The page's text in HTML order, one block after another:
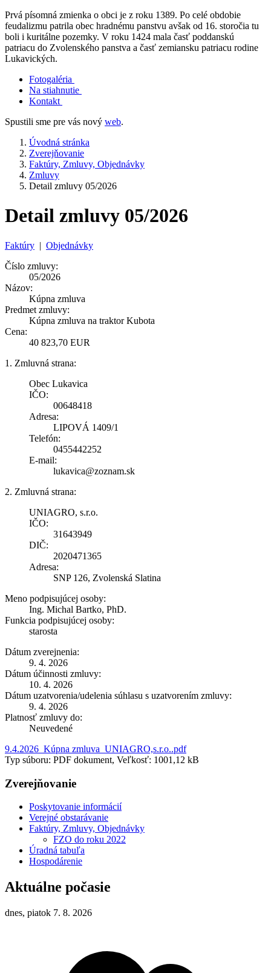
Prvá písomná zmienka o obci je z roku 1389. Po celé obdobie
feudalizmu patrila obec hradnému panstvu avšak od 16. storočia tu
boli i kuritálne pozemky. V roku 1424 mala časť poddanskú
patriacu do Zvolenského panstva a časť zemiansku patriacu rodine
Lukavických.
Fotogaléria
Na stiahnutie
Kontakt
Spustili sme pre vás nový web.
Úvodná stránka
Zverejňovanie
Faktúry, Zmluvy, Objednávky
Zmluvy
Detail zmluvy 05/2026
Detail zmluvy 05/2026
Faktúry | Objednávky
Číslo zmluvy:
05/2026
Názov:
Kúpna zmluva
Predmet zmluvy:
Kúpna zmluva na traktor Kubota
Cena:
40 823,70 EUR
1. Zmluvná strana:
Obec Lukavica
IČO:
00648418
Adresa:
LIPOVÁ 1409/1
Telefón:
0455442252
E-mail:
lukavica@zoznam.sk
2. Zmluvná strana:
UNIAGRO, s.r.o.
IČO:
31643949
DIČ:
2020471365
Adresa:
SNP 126, Zvolenská Slatina
Meno podpisujúcej osoby:
Ing. Michal Bartko, PhD.
Funkcia podpisujúcej osoby:
starosta
Dátum zverejnenia:
9. 4. 2026
Dátum účinnosti zmluvy:
10. 4. 2026
Dátum uzatvorenia/udelenia súhlasu s uzatvorením zmluvy:
9. 4. 2026
Platnosť zmluvy do:
Neuvedené
9.4.2026_Kúpna zmluva_UNIAGRO,s.r.o..pdf
Typ súboru: PDF dokument, Veľkosť: 1001,12 kB
Zverejňovanie
Poskytovanie informácií
Verejné obstarávanie
Faktúry, Zmluvy, Objednávky
FZO do roku 2022
Úradná tabuľa
Hospodárenie
Aktuálne počasie
dnes, piatok 7. 8. 2026